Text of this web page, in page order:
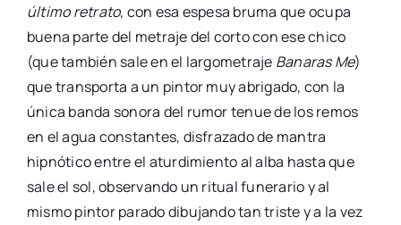
último retrato, con esa espesa bruma que ocupa
buena parte del metraje del corto con ese chico
(que también sale en el largometraje Banaras Me)
que transporta a un pintor muy abrigado, con la
única banda sonora del rumor tenue de los remos
en el agua constantes, disfrazado de mantra
hipnótico entre el aturdimiento al alba hasta que
sale el sol, observando un ritual funerario y al
mismo pintor parado dibujando tan triste y a la vez